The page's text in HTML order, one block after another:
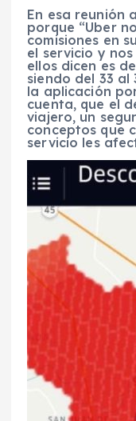
En esa reunión
porque “Uber
comisiones en
el servicio y
ellos dicen es
siendo del 33 al
la aplicación
cuenta, que el
viajero, un
conceptos que
servicio les